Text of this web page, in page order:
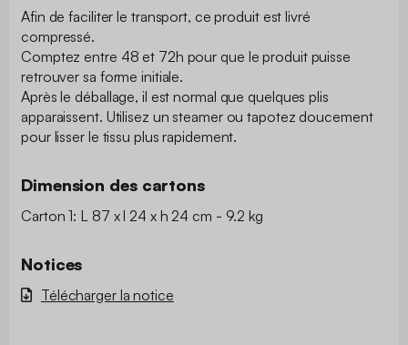
Afin de faciliter le transport, ce produit est livré
compressé.
Comptez entre 48 et 72h pour que le produit puisse
retrouver sa forme initiale.
Après le déballage, il est normal que quelques plis
apparaissent. Utilisez un steamer ou tapotez doucement
pour lisser le tissu plus rapidement.
Dimension des cartons
Carton 1: L 87 x l 24 x h 24 cm - 9.2 kg
Notices
Télécharger la notice